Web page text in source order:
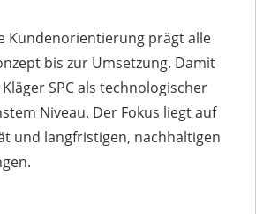
Kundenorientierung prägt alle
bis zur Umsetzung. Damit
SPC als technologischer
Niveau. Der Fokus liegt auf
und langfristigen, nachhaltigen